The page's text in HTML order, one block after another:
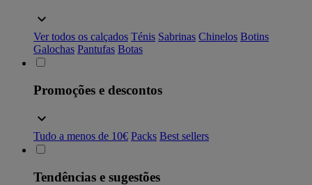
Ver todos os calçados Ténis Sabrinas Chinelos Botins
Galochas Pantufas Botas
Promoções e descontos
Tudo a menos de 10€ Packs Best sellers
Tendências e sugestões